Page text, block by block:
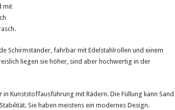
mit
Schirmständer, fahrbar mit Edelstahlrollen und einem
liegen sie höher, sind aber hochwertig in der
in Kunststoffausführung mit Rädern. Die Füllung kann Sand
Sie haben meistens ein modernes Design.